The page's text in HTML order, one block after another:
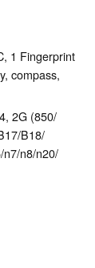
1 Fingerprint
compass,
2G (850/​
​B18/​
​n8/​n20/​